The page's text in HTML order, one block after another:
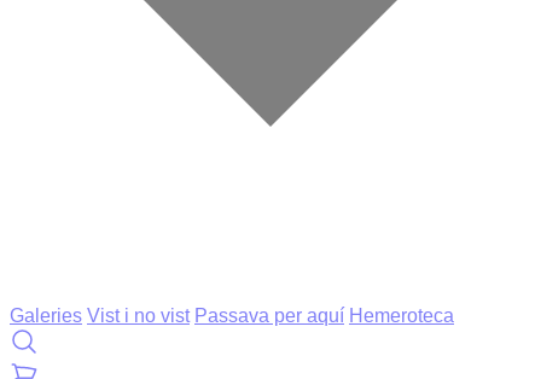
Galeries Vist i no vist Passava per aquí Hemeroteca